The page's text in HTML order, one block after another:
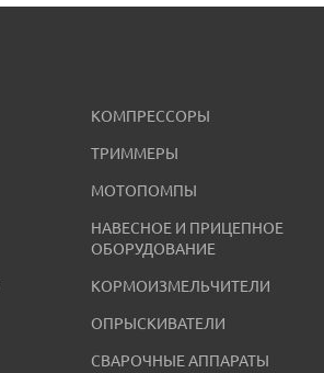
КОМПРЕССОРЫ
ТРИММЕРЫ
МОТОПОМПЫ
НАВЕСНОЕ И ПРИЦЕПНОЕ
ОБОРУДОВАНИЕ
КОРМОИЗМЕЛЬЧИТЕЛИ
ОПРЫСКИВАТЕЛИ
СВАРОЧНЫЕ АППАРАТЫ